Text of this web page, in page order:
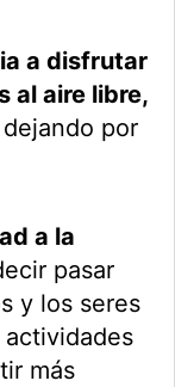
a disfrutar
al aire libre,
por
a la
pasar
y los seres
más